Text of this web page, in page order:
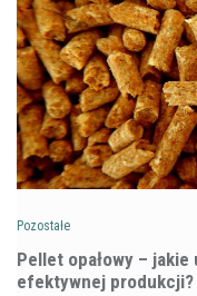
Pozostałe
Pellet opałowy –
efektywnej produkcji?